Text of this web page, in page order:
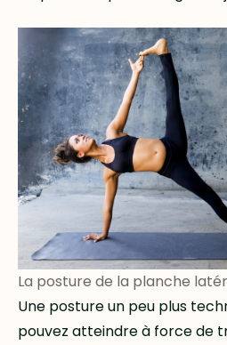
La posture de la planche
Une posture un peu plus
pouvez atteindre à force de